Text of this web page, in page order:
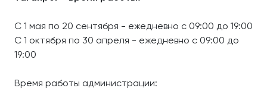
С 1 мая по 20 сентября - ежедневно с 09:00 до 19:00
С 1 октября по 30 апреля - ежедневно с 09:00 до
19:00
Время работы администрации: